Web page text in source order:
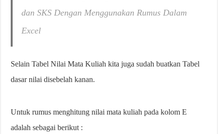
dan SKS Dengan Menggunakan Rumus Dalam
Excel
Selain Tabel Nilai Mata Kuliah kita juga sudah buatkan Tabel
dasar nilai disebelah kanan.
Untuk rumus menghitung nilai mata kuliah pada kolom E
adalah sebagai berikut :